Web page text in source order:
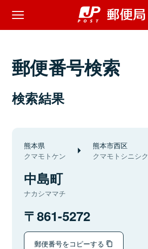
郵便番号検索
検索結果
熊本県
クマモトケン
熊本市西区
クマモトシニシク
中島町
ナカシママチ
861-5272
郵便番号をコピーする